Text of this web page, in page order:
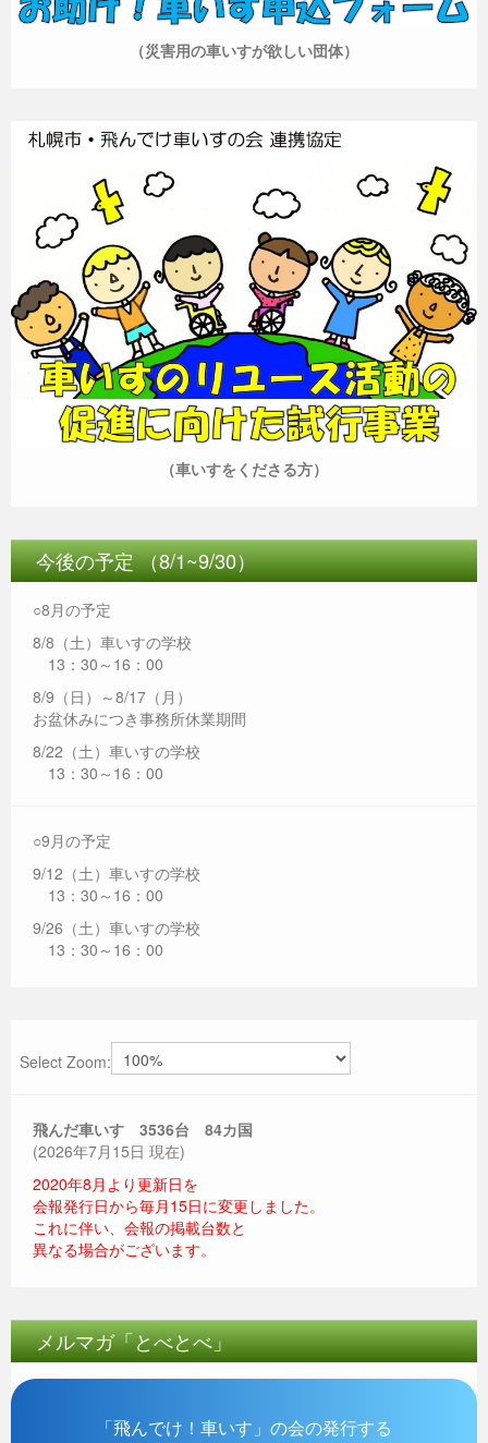
（災害用の車いすが欲しい団体）
（車いすをくださる方）
今後の予定 （8/1~9/30）
○8月の予定
8/8（土）車いすの学校
13：30～16：00
8/9（日）～8/17（月）
お盆休みにつき事務所休業期間
8/22（土）車いすの学校
13：30～16：00
○9月の予定
9/12（土）車いすの学校
13：30～16：00
9/26（土）車いすの学校
13：30～16：00
Select Zoom:
飛んだ車いす 3536台 84カ国
(2026年7月15日 現在)
2020年8月より更新日を
会報発行日から毎月15日に変更しました。
これに伴い、会報の掲載台数と
異なる場合がございます。
メルマガ「とべとべ」
「飛んでけ！車いす」の会の発行する